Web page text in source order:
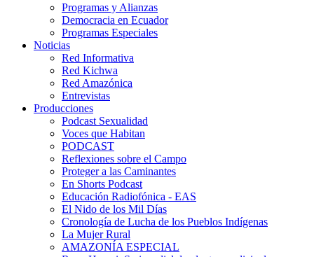
Programas y Alianzas
Democracia en Ecuador
Programas Especiales
Noticias
Red Informativa
Red Kichwa
Red Amazónica
Entrevistas
Producciones
Podcast Sexualidad
Voces que Habitan
PODCAST
Reflexiones sobre el Campo
Proteger a las Caminantes
En Shorts Podcast
Educación Radiofónica - EAS
El Nido de los Mil Días
Cronología de Lucha de los Pueblos Indígenas
La Mujer Rural
AMAZONÍA ESPECIAL